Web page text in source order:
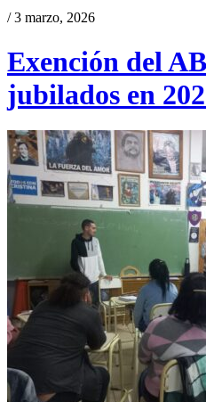
/ 3 marzo, 2026
Exención del
jubilados en